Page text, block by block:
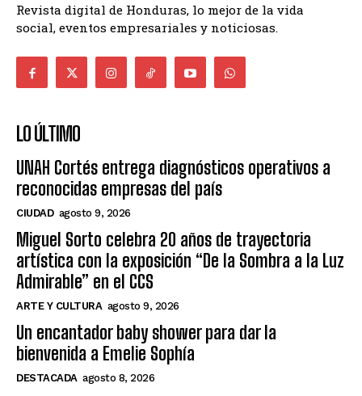
Revista digital de Honduras, lo mejor de la vida
social, eventos empresariales y noticiosas.
LO ÚLTIMO
UNAH Cortés entrega diagnósticos operativos a
reconocidas empresas del país
CIUDAD agosto 9, 2026
Miguel Sorto celebra 20 años de trayectoria
artística con la exposición “De la Sombra a la Luz
Admirable” en el CCS
ARTE Y CULTURA agosto 9, 2026
Un encantador baby shower para dar la
bienvenida a Emelie Sophía
DESTACADA agosto 8, 2026